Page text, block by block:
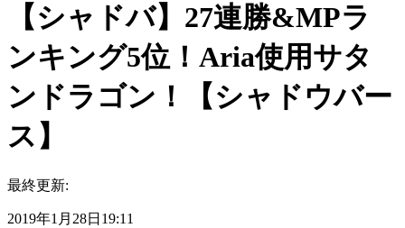
【シャドバ】27連勝&MPラ
ンキング5位！Aria使用サタ
ンドラゴン！【シャドウバー
ス】
最終更新:
2019年1月28日19:11